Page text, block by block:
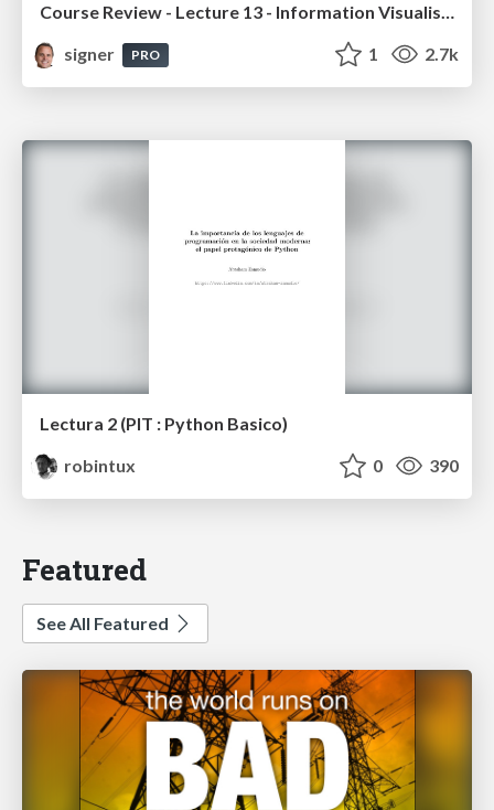
Course Review - Lecture 13 - Information Visualisation (4019538FNR)
signer
PRO 1 2.7k
Lectura 2 (PIT : Python Basico)
robintux
0 390
Featured
See All Featured